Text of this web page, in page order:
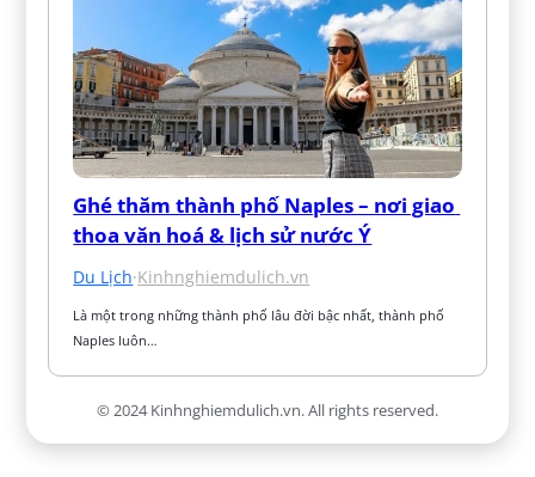
Ghé thăm thành phố Naples – nơi giao
thoa văn hoá & lịch sử nước Ý
Du Lịch·Kinhnghiemdulich.vn
Là một trong những thành phố lâu đời bậc nhất, thành phố
Naples luôn…
© 2024 Kinhnghiemdulich.vn. All rights reserved.